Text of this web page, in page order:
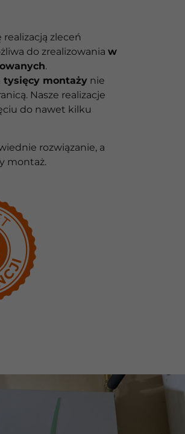
zleceń
do zrealizowania w
.
tysięcy montaży nie
Nasze realizacje
do nawet kilku
rozwiązanie, a
montaż.